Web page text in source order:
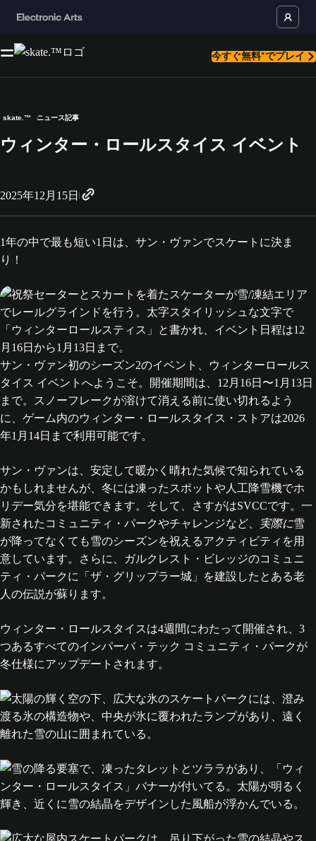
今すぐ無料*でプレイ
skate.™ ニュース記事
ウィンター・ロールスタイス イベント
2025年12月15日
1年の中で最も短い1日は、サン・ヴァンでスケートに決ま
り！
サン・ヴァン初のシーズン2のイベント、ウィンターロールス
タイス イベントへようこそ。開催期間は、12月16日〜1月13日
まで。スノーフレークが溶けて消える前に使い切れるよう
に、ゲーム内のウィンター・ロールスタイス・ストアは2026
年1月14日まで利用可能です。
サン・ヴァンは、安定して暖かく晴れた気候で知られている
かもしれませんが、冬には凍ったスポットや人工降雪機でホ
リデー気分を堪能できます。そして、さすがはSVCCです。一
新されたコミュニティ・パークやチャレンジなど、
実際に雪
が降ってなくても雪のシーズンを祝えるアクティビティを用
意しています。さらに、ガルクレスト・ビレッジのコミュニ
ティ・パークに「ザ・グリップラー城」を建設したとある老
人の伝説が蘇ります。
ウィンター・ロールスタイスは4週間にわたって開催され、3
つあるすべてのインパーバ・テック コミュニティ・パークが
冬仕様にアップデートされます。